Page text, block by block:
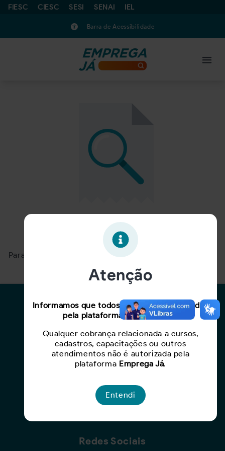
FIESC CIESC SESI SENAI IEL
Barra de Acessibilidade
Oportunidade expirada!
Para ver mais, acesse a páginaBuscar Oportunidades.
Para Candidatos
Cadastro de Currículo
Capacite-se
Criar Oportunidade
Redes Sociais
Atenção
Informamos que todos os serviços oferecidos
pela plataforma são gratuitos.
Qualquer cobrança relacionada a cursos,
cadastros, capacitações ou outros
atendimentos não é autorizada pela
plataforma Emprega Já.
Entendi